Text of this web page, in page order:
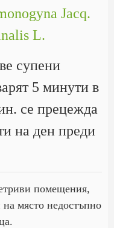
Jacq.
L.
супени
5 минути в
се прецежда
на ден преди
помещения,
на място недостъпно